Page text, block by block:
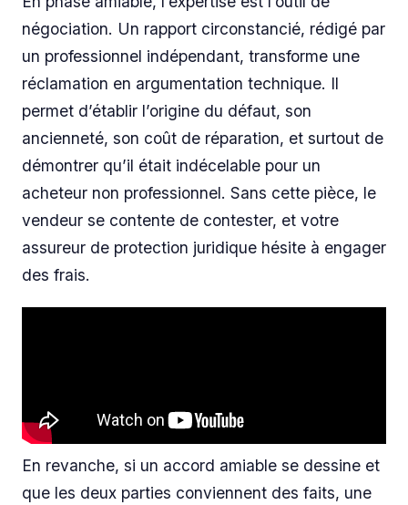
négociation. Un rapport circonstancié, rédigé par
un professionnel indépendant, transforme une
réclamation en argumentation technique. Il
permet d’établir l’origine du défaut, son
ancienneté, son coût de réparation, et surtout de
démontrer qu’il était indécelable pour un
acheteur non professionnel. Sans cette pièce, le
vendeur se contente de contester, et votre
assureur de protection juridique hésite à engager
des frais.
En revanche, si un accord amiable se dessine et
que les deux parties conviennent des faits, une